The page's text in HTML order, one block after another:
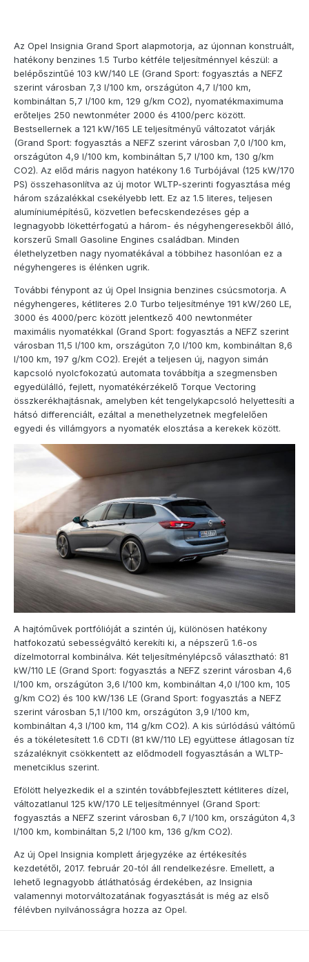
Az Opel Insignia Grand Sport alapmotorja, az újonnan konstruált,
hatékony benzines 1.5 Turbo kétféle teljesítménnyel készül: a
belépőszintűé 103 kW/140 LE (Grand Sport: fogyasztás a NEFZ
szerint városban 7,3 l/100 km, országúton 4,7 l/100 km,
kombináltan 5,7 l/100 km, 129 g/km CO2), nyomatékmaximuma
erőteljes 250 newtonméter 2000 és 4100/perc között.
Bestsellernek a 121 kW/165 LE teljesítményű változatot várják
(Grand Sport: fogyasztás a NEFZ szerint városban 7,0 l/100 km,
országúton 4,9 l/100 km, kombináltan 5,7 l/100 km, 130 g/km
CO2). Az előd máris nagyon hatékony 1.6 Turbójával (125 kW/170
PS) összehasonlítva az új motor WLTP-szerinti fogyasztása még
három százalékkal csekélyebb lett. Ez az 1.5 literes, teljesen
alumíniumépítésű, közvetlen befecskendezéses gép a
legnagyobb lökettérfogatú a három- és négyhengeresekből álló,
korszerű Small Gasoline Engines családban. Minden
élethelyzetben nagy nyomatékával a többihez hasonlóan ez a
négyhengeres is élénken ugrik.
További fénypont az új Opel Insignia benzines csúcsmotorja. A
négyhengeres, kétliteres 2.0 Turbo teljesítménye 191 kW/260 LE,
3000 és 4000/perc között jelentkező 400 newtonméter
maximális nyomatékkal (Grand Sport: fogyasztás a NEFZ szerint
városban 11,5 l/100 km, országúton 7,0 l/100 km, kombináltan 8,6
l/100 km, 197 g/km CO2). Erejét a teljesen új, nagyon simán
kapcsoló nyolcfokozatú automata továbbítja a szegmensben
egyedülálló, fejlett, nyomatékérzékelő Torque Vectoring
összkerékhajtásnak, amelyben két tengelykapcsoló helyettesíti a
hátsó differenciált, ezáltal a menethelyzetnek megfelelően
egyedi és villámgyors a nyomaték elosztása a kerekek között.
A hajtóművek portfólióját a szintén új, különösen hatékony
hatfokozatú sebességváltó kerekíti ki, a népszerű 1.6-os
dízelmotorral kombinálva. Két teljesítménylépcső választható: 81
kW/110 LE (Grand Sport: fogyasztás a NEFZ szerint városban 4,6
l/100 km, országúton 3,6 l/100 km, kombináltan 4,0 l/100 km, 105
g/km CO2) és 100 kW/136 LE (Grand Sport: fogyasztás a NEFZ
szerint városban 5,1 l/100 km, országúton 3,9 l/100 km,
kombináltan 4,3 l/100 km, 114 g/km CO2). A kis súrlódású váltómű
és a tökéletesített 1.6 CDTI (81 kW/110 LE) együttese átlagosan tíz
százaléknyit csökkentett az elődmodell fogyasztásán a WLTP-
menetciklus szerint.
Efölött helyezkedik el a szintén továbbfejlesztett kétliteres dízel,
változatlanul 125 kW/170 LE teljesítménnyel (Grand Sport:
fogyasztás a NEFZ szerint városban 6,7 l/100 km, országúton 4,3
l/100 km, kombináltan 5,2 l/100 km, 136 g/km CO2).
Az új Opel Insignia komplett árjegyzéke az értékesítés
kezdetétől, 2017. február 20-tól áll rendelkezésre. Emellett, a
lehető legnagyobb átláthatóság érdekében, az Insignia
valamennyi motorváltozatának fogyasztását is még az első
félévben nyilvánosságra hozza az Opel.